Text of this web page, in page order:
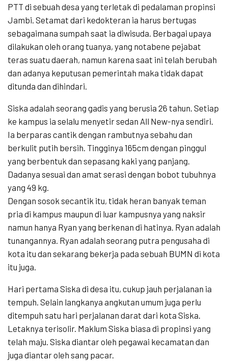
PTT di sebuah desa yang terletak di pedalaman propinsi
Jambi. Setamat dari kedokteran ia harus bertugas
sebagaimana sumpah saat ia diwisuda. Berbagai upaya
dilakukan oleh orang tuanya, yang notabene pejabat
teras suatu daerah, namun karena saat ini telah berubah
dan adanya keputusan pemerintah maka tidak dapat
ditunda dan dihindari.
Siska adalah seorang gadis yang berusia 26 tahun. Setiap
ke kampus ia selalu menyetir sedan All New-nya sendiri.
Ia berparas cantik dengan rambutnya sebahu dan
berkulit putih bersih. Tingginya 165cm dengan pinggul
yang berbentuk dan sepasang kaki yang panjang.
Dadanya sesuai dan amat serasi dengan bobot tubuhnya
yang 49 kg.
Dengan sosok secantik itu, tidak heran banyak teman
pria di kampus maupun di luar kampusnya yang naksir
namun hanya Ryan yang berkenan di hatinya. Ryan adalah
tunangannya. Ryan adalah seorang putra pengusaha di
kota itu dan sekarang bekerja pada sebuah BUMN di kota
itu juga.
Hari pertama Siska di desa itu, cukup jauh perjalanan ia
tempuh. Selain langkanya angkutan umum juga perlu
ditempuh satu hari perjalanan darat dari kota Siska.
Letaknya terisolir. Maklum Siska biasa di propinsi yang
telah maju. Siska diantar oleh pegawai kecamatan dan
juga diantar oleh sang pacar.